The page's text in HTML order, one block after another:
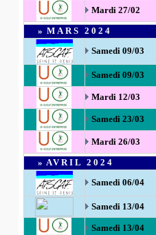
Mardi 27/02
» MARS 2024
Samedi 09/03
Samedi 09/03
Mardi 12/03
Samedi 23/03
Mardi 26/03
» AVRIL 2024
Samedi 06/04
Samedi 13/04
Samedi 13/04